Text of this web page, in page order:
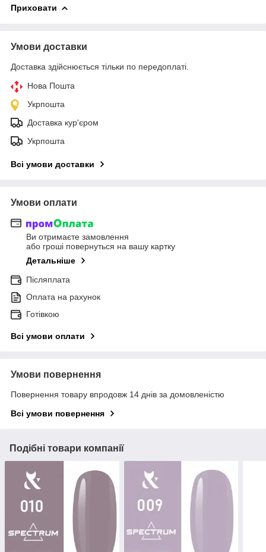
Приховати
Умови доставки
Доставка здійснюється тільки по передоплаті.
Нова Пошта
Укрпошта
Доставка кур'єром
Укрпошта
Всі умови доставки
Умови оплати
Ви отримаєте замовлення
або гроші повернуться на вашу картку
Детальніше
Післяплата
Оплата на рахунок
Готівкою
Всі умови оплати
Умови повернення
Повернення товару впродовж 14 днів за домовленістю
Всі умови повернення
Подібні товари компанії